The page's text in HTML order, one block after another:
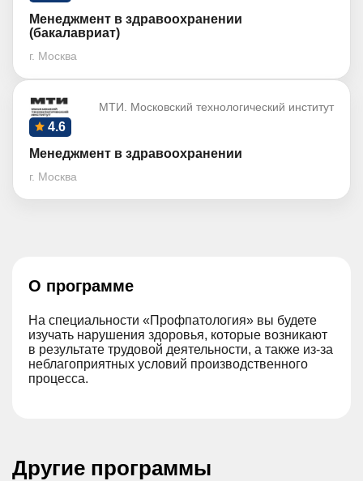
Менеджмент в здравоохранении
(бакалавриат)
г. Москва
МТИ. Московский технологический институт
4.6
Менеджмент в здравоохранении
г. Москва
О программе
На специальности «Профпатология» вы будете
изучать нарушения здоровья, которые возникают
в результате трудовой деятельности, а также из-за
неблагоприятных условий производственного
процесса.
Другие программы